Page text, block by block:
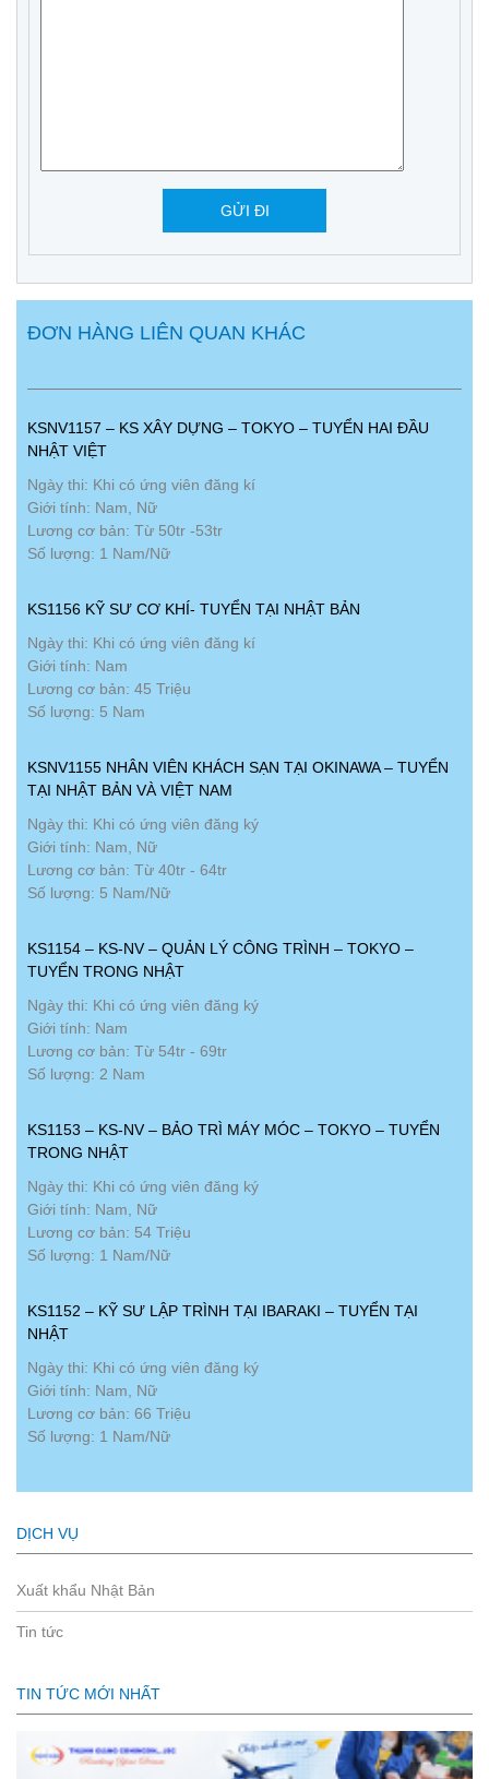
ĐƠN HÀNG LIÊN QUAN KHÁC
KSNV1157 – KS XÂY DỰNG – TOKYO – TUYỂN HAI ĐẦU
NHẬT VIỆT
Ngày thi: Khi có ứng viên đăng kí
Giới tính: Nam, Nữ
Lương cơ bản: Từ 50tr -53tr
Số lượng: 1 Nam/Nữ
KS1156 KỸ SƯ CƠ KHÍ- TUYỂN TẠI NHẬT BẢN
Ngày thi: Khi có ứng viên đăng kí
Giới tính: Nam
Lương cơ bản: 45 Triệu
Số lượng: 5 Nam
KSNV1155 NHÂN VIÊN KHÁCH SẠN TẠI OKINAWA – TUYỂN
TẠI NHẬT BẢN VÀ VIỆT NAM
Ngày thi: Khi có ứng viên đăng ký
Giới tính: Nam, Nữ
Lương cơ bản: Từ 40tr - 64tr
Số lượng: 5 Nam/Nữ
KS1154 – KS-NV – QUẢN LÝ CÔNG TRÌNH – TOKYO –
TUYỂN TRONG NHẬT
Ngày thi: Khi có ứng viên đăng ký
Giới tính: Nam
Lương cơ bản: Từ 54tr - 69tr
Số lượng: 2 Nam
KS1153 – KS-NV – BẢO TRÌ MÁY MÓC – TOKYO – TUYỂN
TRONG NHẬT
Ngày thi: Khi có ứng viên đăng ký
Giới tính: Nam, Nữ
Lương cơ bản: 54 Triệu
Số lượng: 1 Nam/Nữ
KS1152 – KỸ SƯ LẬP TRÌNH TẠI IBARAKI – TUYỂN TẠI
NHẬT
Ngày thi: Khi có ứng viên đăng ký
Giới tính: Nam, Nữ
Lương cơ bản: 66 Triệu
Số lượng: 1 Nam/Nữ
DỊCH VỤ
Xuất khẩu Nhật Bản
Tin tức
TIN TỨC MỚI NHẤT